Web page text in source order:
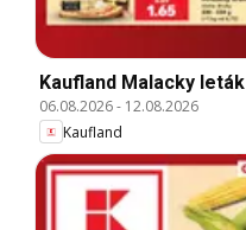
Kaufland Malacky leták
06.08.2026- 12.08.2026
Kaufland